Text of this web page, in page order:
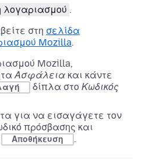
λογαριασμού .
στη σελίδα
Mozilla.
Mozilla,
Ασφάλεια και κάντε
δίπλα στο Κωδικός
για να εισαγάγετε τον
πρόσβασης και
Αποθήκευση .